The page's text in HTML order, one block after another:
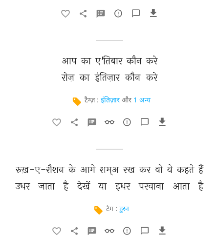
आप का ए'तिबार कौन करे
रोज़ का इंतिज़ार कौन करे
टैग्ज़ : इंतिज़ार और 1 अन्य
रुख़-ए-रौशन के आगे शम्अ रख कर वो ये कहते हैं
उधर
जाता है देखें या इधर परवाना आता है
टैग : हुस्न